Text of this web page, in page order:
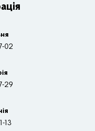
правові засади
02
29
13